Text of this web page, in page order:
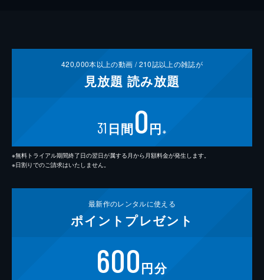
420,000本以上の動画 /210誌以上の雑誌が
見放題 読み放題
31 日間0円 ※
※無料トライアル期間終了日の翌日が属する月から月額料金が発生します。
※日割りでのご請求はいたしません。
最新作のレンタルに使える
ポイント プレゼント
600円分